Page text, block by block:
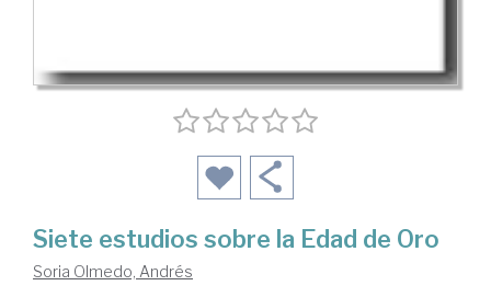
Siete estudios sobre la Edad de Oro
Soria Olmedo, Andrés